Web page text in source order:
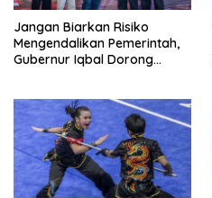
Jangan Biarkan Risiko
Mengendalikan Pemerintah,
Gubernur Iqbal Dorong